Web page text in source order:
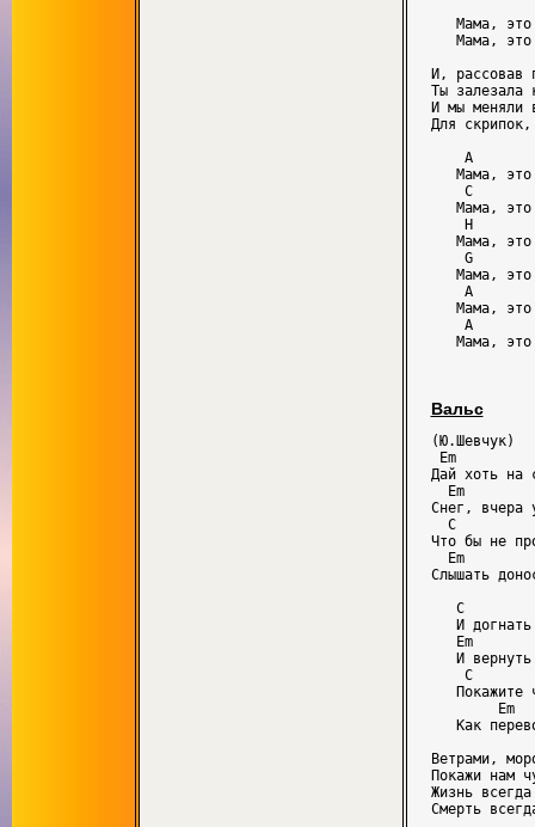
Мама,
Мама,
И, рассовав
Ты залезала
И мы меняли
Для
A
Мама,
    C
Мама,
    H
Мама,
    G
Мама,
A
Мама,
A
Вальс
(Ю.Шевчук)
Em
Дай хоть на
Em
Снег, вчера
C
Что бы не
Em
Слышать
C
И
   Em
И
C
Покажите
Em
Как
Ветрами,
Покажи нам
Жизнь
Смерть